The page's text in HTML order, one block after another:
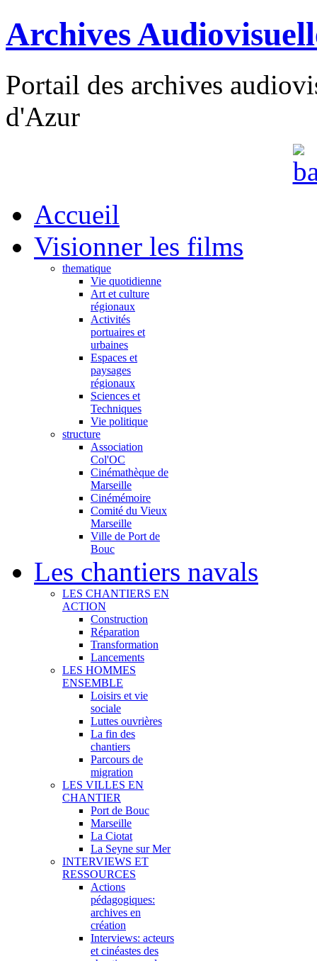
Archives
Portail des archives
d'Azur
Accueil
Visionner les films
thematique
Vie quotidienne
Art et culture
régionaux
Activités
portuaires et
urbaines
Espaces et
paysages
régionaux
Sciences et
Techniques
Vie politique
structure
Association
Col'OC
Cinémathèque de
Marseille
Cinémémoire
Comité du Vieux
Marseille
Ville de Port de
Bouc
Les chantiers navals
LES CHANTIERS EN
ACTION
Construction
Réparation
Transformation
Lancements
LES HOMMES
ENSEMBLE
Loisirs et vie
sociale
Luttes ouvrières
La fin des
chantiers
Parcours de
migration
LES VILLES EN
CHANTIER
Port de Bouc
Marseille
La Ciotat
La Seyne sur Mer
INTERVIEWS ET
RESSOURCES
Actions
pédagogiques:
archives en
création
Interviews: acteurs
et cinéastes des